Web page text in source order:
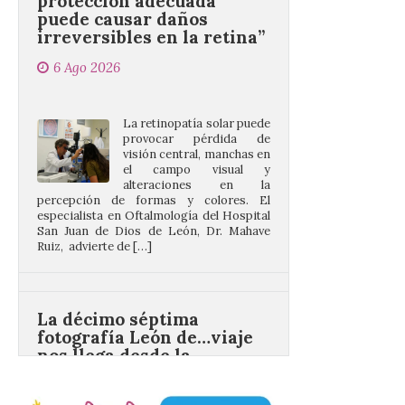
6 Ago 2026
el campo visual y
alteraciones en la
percepción de formas y colores. El
especialista en Oftalmología del Hospital
San Juan de Dios de León, Dr. Mahave
Ruiz, advierte de […]
nos llega desde la
carretera CL 626 con
motivo de la marcha en
6 Ago 2026